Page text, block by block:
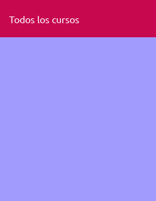
Todos los cursos